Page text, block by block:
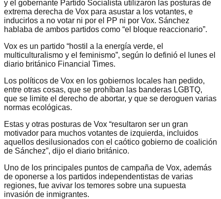
y el gobernante Partido Socialista utilizaron las posturas de
extrema derecha de Vox para asustar a los votantes, e
inducirlos a no votar ni por el PP ni por Vox. Sánchez
hablaba de ambos partidos como “el bloque reaccionario”.
Vox es un partido “hostil a la energía verde, el
multiculturalismo y el feminismo”, según lo definió el lunes el
diario británico Financial Times.
Los políticos de Vox en los gobiernos locales han pedido,
entre otras cosas, que se prohíban las banderas LGBTQ,
que se limite el derecho de abortar, y que se deroguen varias
normas ecológicas.
Estas y otras posturas de Vox “resultaron ser un gran
motivador para muchos votantes de izquierda, incluidos
aquellos desilusionados con el caótico gobierno de coalición
de Sánchez”, dijo el diario británico.
Uno de los principales puntos de campaña de Vox, además
de oponerse a los partidos independentistas de varias
regiones, fue avivar los temores sobre una supuesta
invasión de inmigrantes.